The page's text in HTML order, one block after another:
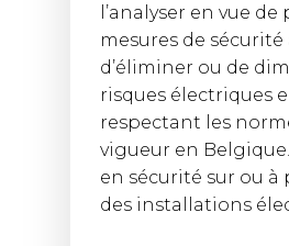
l’analyser en vue
mesures de sécurité
d’éliminer ou de
risques électriques
respectant les
vigueur en
en sécurité sur ou à
des installations